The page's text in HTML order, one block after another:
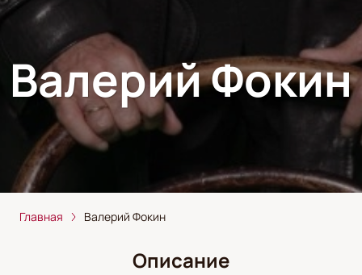
Валерий Фокин
Главная Валерий Фокин
Описание